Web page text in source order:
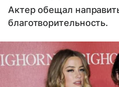
Актер обещал
благотворительность.